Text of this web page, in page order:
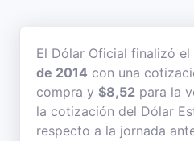
El Dólar Oficial finalizó el
de 2014 con una
compra y $8,52 para la
la cotización del Dólar
respecto a la jornada